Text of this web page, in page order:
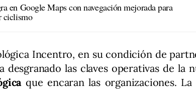
en Google Maps con navegación mejorada para
ciclismo
Incentro, en su condición de
desgranado las claves operativas de la
que encaran las organizaciones. La